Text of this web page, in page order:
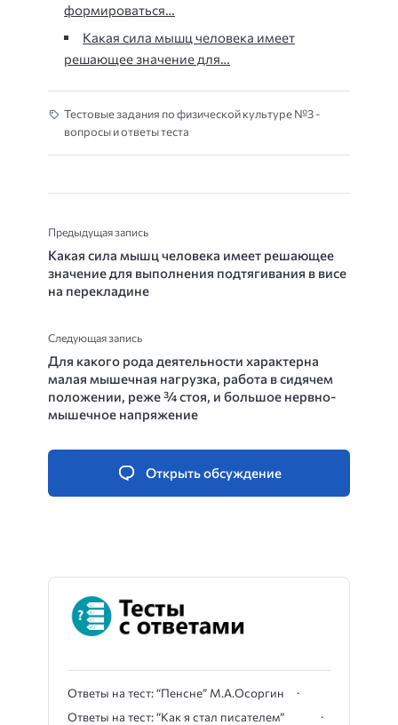
формироваться…
Какая сила мышц человека имеет
решающее значение для…
Тестовые задания по физической культуре №3 -
вопросы и ответы теста
Предыдущая запись
Какая сила мышц человека имеет решающее
значение для выполнения подтягивания в висе
на перекладине
Следующая запись
Для какого рода деятельности характерна
малая мышечная нагрузка, работа в сидячем
положении, реже ¾ стоя, и большое нервно-
мышечное напряжение
Открыть обсуждение
Ответы на тест: “Пенсне” М.А.Осоргин
Ответы на тест: “Как я стал писателем”